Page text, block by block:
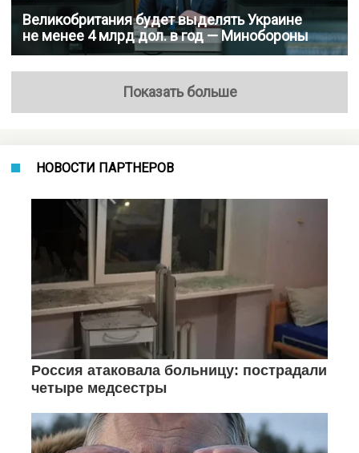
Великобритания будет выделять Украине
не менее 4 млрд дол. в год — Минобороны
Показать больше
НОВОСТИ ПАРТНЕРОВ